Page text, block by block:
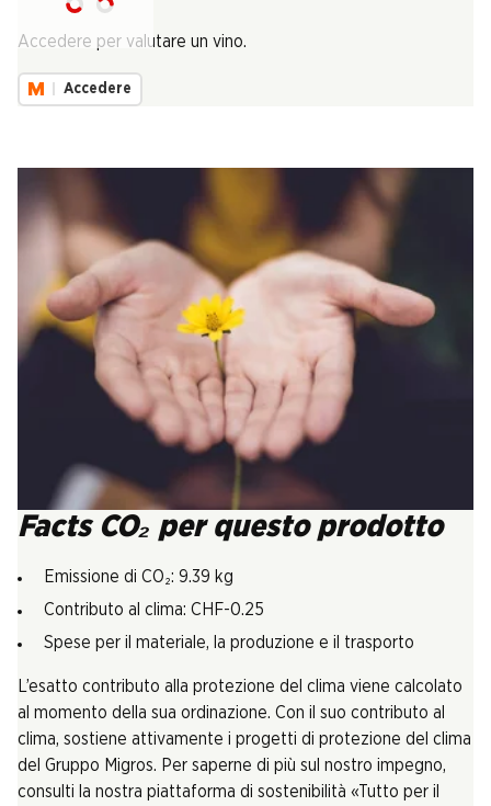
Accedere per valutare un vino.
Accedere
Facts CO₂ per questo prodotto
Emissione di CO₂: 9.39 kg
Contributo al clima: CHF-0.25
Spese per il materiale, la produzione e il trasporto
L’esatto contributo alla protezione del clima viene calcolato
al momento della sua ordinazione. Con il suo contributo al
clima, sostiene attivamente i progetti di protezione del clima
del Gruppo Migros. Per saperne di più sul nostro impegno,
consulti la nostra piattaforma di sostenibilità «Tutto per il